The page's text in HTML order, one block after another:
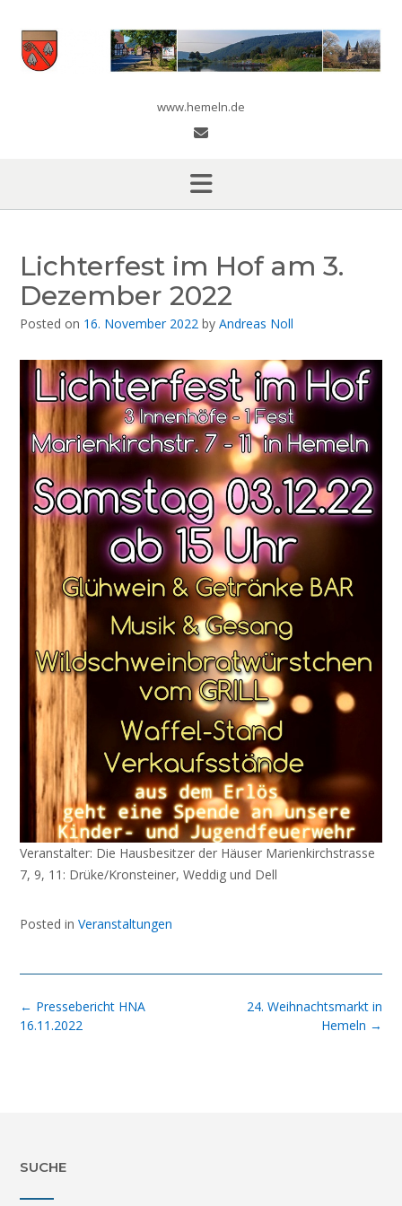
content
www.hemeln.de
Lichterfest im Hof am 3.
Dezember 2022
Posted on 16. November 2022 by Andreas Noll
Veranstalter: Die Hausbesitzer der Häuser Marienkirchstrasse
7, 9, 11: Drüke/Kronsteiner, Weddig und Dell
Posted in Veranstaltungen
Post
navigation
24. Weihnachtsmarkt in
Hemeln →
← Pressebericht HNA
16.11.2022
SUCHE